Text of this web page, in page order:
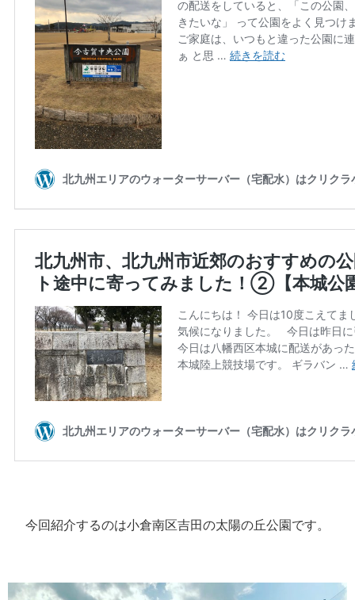
今回紹介するのは小倉南区吉田の太陽の丘公園です。